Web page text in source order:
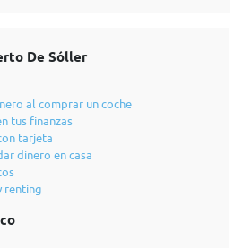
De Sóller
al comprar un coche
tus finanzas
tarjeta
dinero en casa
renting